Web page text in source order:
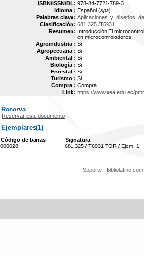
ISBN/ISSN/DL: 978-84-7721-789-3
Idioma : Español (spa)
Palabras clave: Aplicaciones y diseños de
Clasificación: 681.325 /T6931
Resumen: Introducción.El
en microcontroladores.
Agroindustria : Si
Agropecuaria : Si
Ambiental : Si
Biología : Si
Forestal : Si
Turismo : Si
Compra : Compra
Link: https://www.uea.edu.ec/
Reserva
Reservar este documento
Ejemplares(1)
Código de barras Signatura
000028
681.325 / T6931 TOR / Ejem. 1
Soporte - Bibliolatino.com